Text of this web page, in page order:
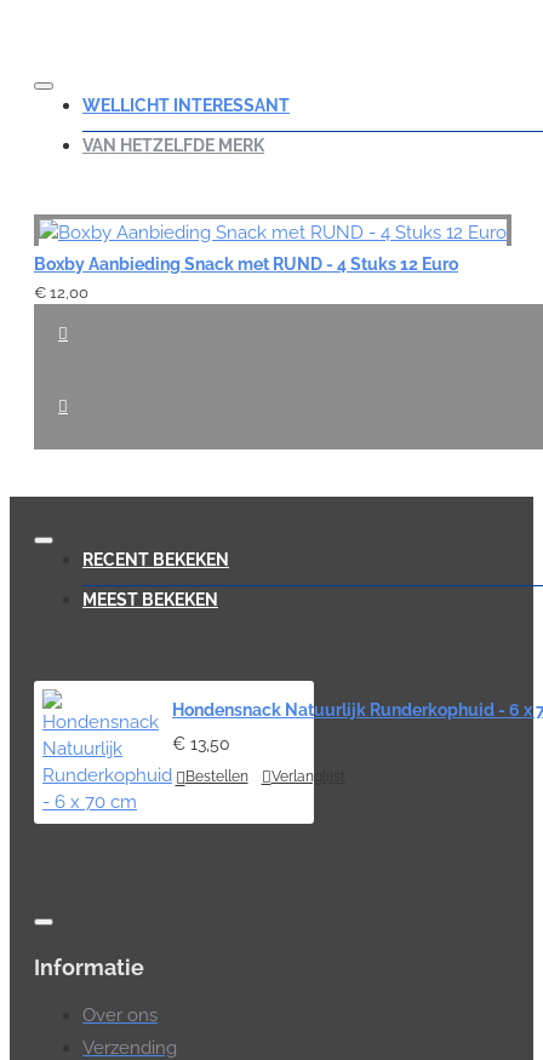
WELLICHT INTERESSANT
VAN HETZELFDE MERK
Boxby Aanbieding Snack met RUND - 4 Stuks 12 Euro
€ 12,00
RECENT BEKEKEN
MEEST BEKEKEN
Hondensnack Natuurlijk Runderkophuid - 6 x
€ 13,50
Bestellen Verlanglijst
Informatie
Over ons
Verzending